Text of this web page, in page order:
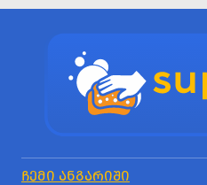
ᲩᲔᲛᲘ ᲐᲜᲒᲐᲠᲘᲨᲘ